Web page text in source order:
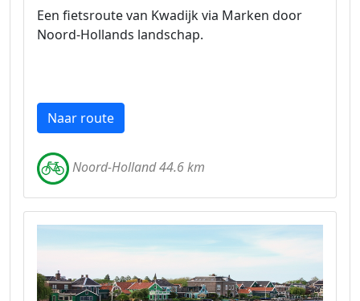
Een fietsroute van Kwadijk via Marken door
Noord-Hollands landschap.
Naar route
Noord-Holland 44.6 km